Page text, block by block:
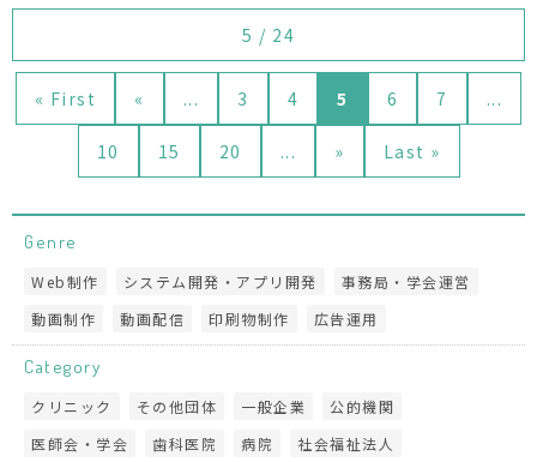
5 / 24
« First « ... 3 4 5 6 7 ...
10 15 20 ... » Last »
Genre
Web制作 システム開発・アプリ開発
事務局・学会運営
動画制作
動画配信 印刷物制作 広告運用
Category
クリニック その他団体 一般企業
公的機関
医師会・学会
歯科医院 病院 社会福祉法人